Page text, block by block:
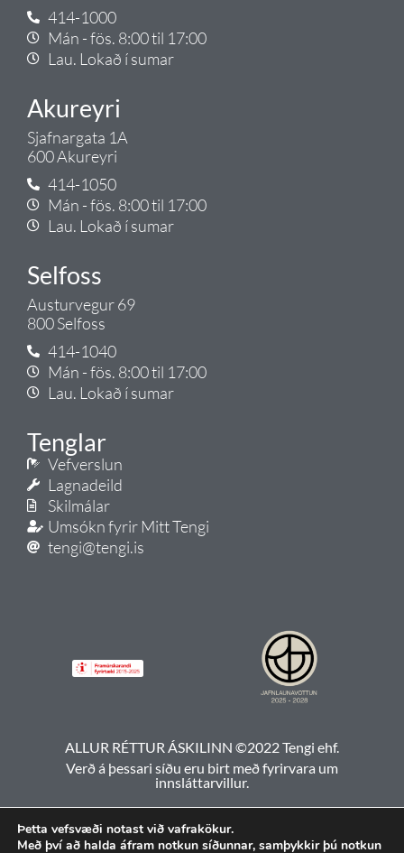
414-1000
Mán - fös. 8:00 til 17:00
Lau. Lokað í sumar
Akureyri
Sjafnargata 1A
600 Akureyri
414-1050
Mán - fös. 8:00 til 17:00
Lau. Lokað í sumar
Selfoss
Austurvegur 69
800 Selfoss
414-1040
Mán - fös. 8:00 til 17:00
Lau. Lokað í sumar
Tenglar
Vefverslun
Lagnadeild
Skilmálar
Umsókn fyrir Mitt Tengi
tengi@tengi.is
ALLUR RÉTTUR ÁSKILINN ©2022 Tengi ehf.
Verð á þessari síðu eru birt með fyrirvara um
innsláttarvillur.
Þetta vefsvæði notast við vafrakökur.
Með því að halda áfram notkun síðunnar, samþykkir þú notkun